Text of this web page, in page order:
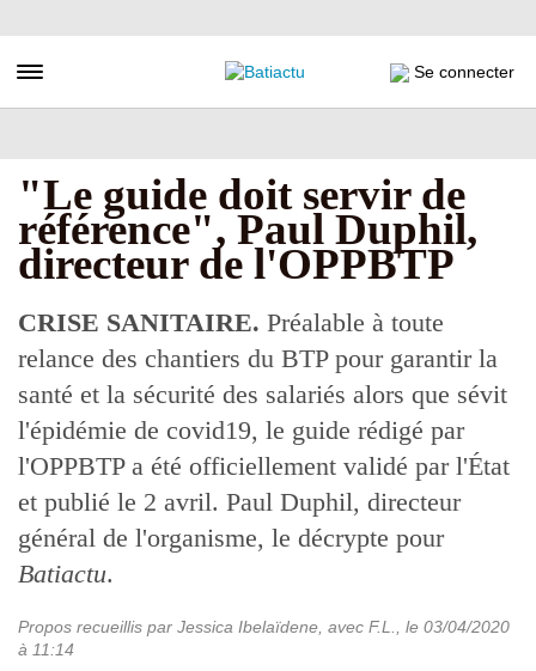
au
principal
Toggle navigation Se connecter
"Le guide doit servir de
référence", Paul Duphil,
directeur de l'OPPBTP
CRISE SANITAIRE. Préalable à toute
relance des chantiers du BTP pour garantir la
santé et la sécurité des salariés alors que sévit
l'épidémie de covid19, le guide rédigé par
l'OPPBTP a été officiellement validé par l'État
et publié le 2 avril. Paul Duphil, directeur
général de l'organisme, le décrypte pour
Batiactu.
Propos recueillis par Jessica Ibelaïdene, avec F.L. , le 03/04/2020
à 11:14